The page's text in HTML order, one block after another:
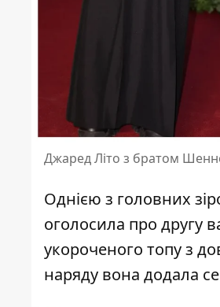
Джаред Літо з братом
Однією з головних
оголосила про другу
укороченого топу з
наряду вона додала